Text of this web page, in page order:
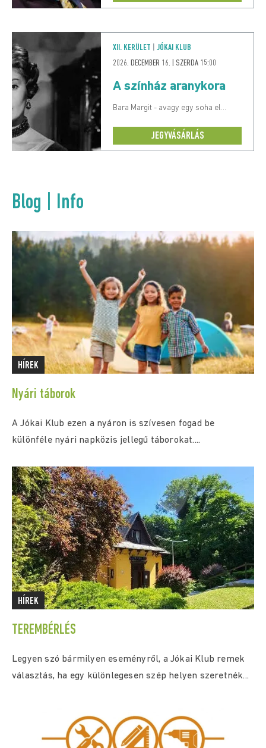
XII. KERÜLET
JÓKAI KLUB
2026. DECEMBER 16. | SZERDA 15:00
A színház aranykora
Bara Margit - avagy egy soha el...
JEGYVÁSÁRLÁS
Blog | Info
HÍREK
Nyári táborok
A Jókai Klub ezen a nyáron is szívesen fogad be
különféle nyári napközis jellegű táborokat....
HÍREK
TEREMBÉRLÉS
Legyen szó bármilyen eseményről, a Jókai Klub remek
választás, ha egy különlegesen szép helyen szeretnék...